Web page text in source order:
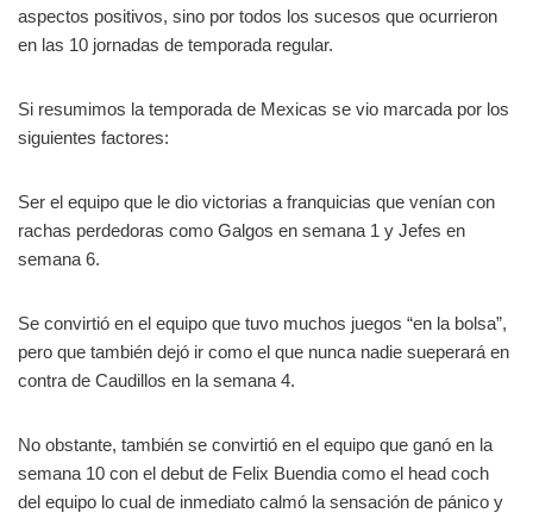
aspectos positivos, sino por todos los sucesos que ocurrieron
en las 10 jornadas de temporada regular.
Si resumimos la temporada de Mexicas se vio marcada por los
siguientes factores:
Ser el equipo que le dio victorias a franquicias que venían con
rachas perdedoras como Galgos en semana 1 y Jefes en
semana 6.
Se convirtió en el equipo que tuvo muchos juegos “en la bolsa”,
pero que también dejó ir como el que nunca nadie sueperará en
contra de Caudillos en la semana 4.
No obstante, también se convirtió en el equipo que ganó en la
semana 10 con el debut de Felix Buendia como el head coch
del equipo lo cual de inmediato calmó la sensación de pánico y